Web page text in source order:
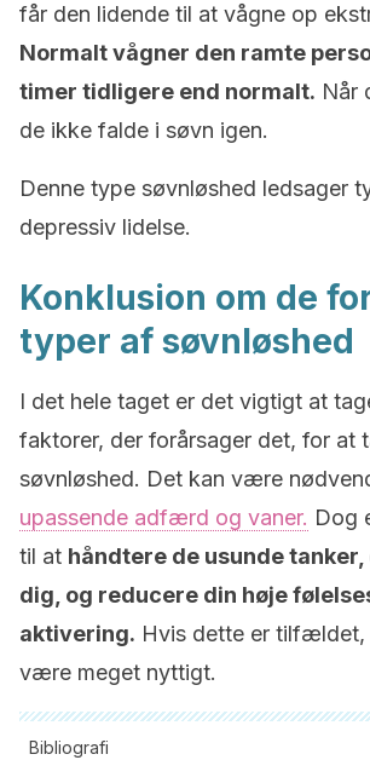
får den lidende til at vågne op
Normalt vågner den ramte
timer tidligere end normalt. Når
de ikke falde i søvn igen.
Denne type søvnløshed ledsager
depressiv lidelse.
Konklusion om de
typer af søvnløshed
I det hele taget er det vigtigt at
faktorer, der forårsager det, for at
søvnløshed. Det kan være
upassende adfærd og vaner. Dog
til at håndtere de usunde
dig, og reducere din høje
aktivering. Hvis dette er tilfældet,
være meget nyttigt.
Bibliografi